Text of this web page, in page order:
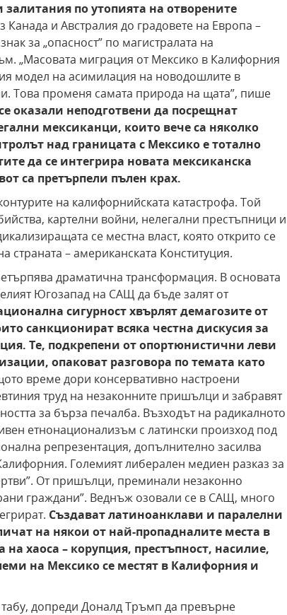
по утопията на отворените
Канада и Австралия до градовете на Европа –
за „опасност” по магистралата на
„Масовата миграция от Мексико в Калифорния
модел на асимилация на новодошлите в
Това променя самата природа на щата”, пише
оказали неподготвени да посрещнат
мексиканци, които вече са няколко
над границата с Мексико е тотално
да се интегрира новата мексиканска
са претърпели пълен крах.
на калифорнийската катастрофа. Той
картелни войни, нелегални престъпници и
се местна власт, която открито се
– американската Конституция.
драматична трансформация. В основата
Югозапад на САЩ да бъде залят от
сигурност хвърлят демагозите от
санкционират всяка честна дискусияза
Те, подкрепени от опортюнистични леви
опаковат разговора по темата като
време дори консервативно настроени
труд на незаконните пришълци и забравят
за бърза печалба. Възходът на радикалното
етнонационализъм с латински произход под
репрезентация, допълнително засилва
Големият либерален медиен разказ за
От пришълци, преминали незаконно
граждани”. Веднъж озовали се в САЩ, много
Създаватлатиноанклави и паралелни
на някои от най-пропадналите места в
хаоса – корупция, престъпност, насилие,
на Мексикосе местят в Калифорния и
допреди Доналд Тръмп да превърне